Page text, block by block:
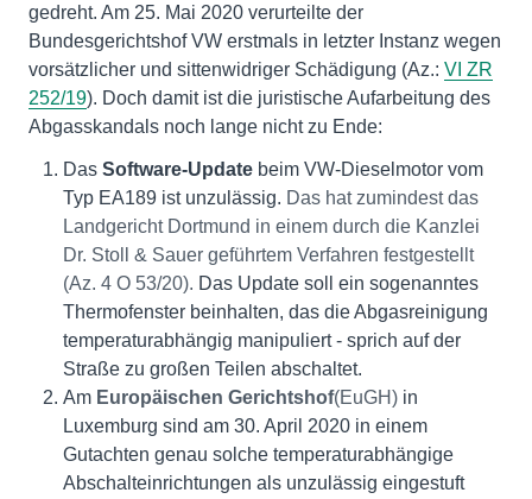
gedreht. Am 25. Mai 2020 verurteilte der
Bundesgerichtshof VW erstmals in letzter Instanz wegen
vorsätzlicher und sittenwidriger Schädigung (Az.: VI ZR
252/19). Doch damit ist die juristische Aufarbeitung des
Abgasskandals noch lange nicht zu Ende:
Das Software-Updatebeim VW-Dieselmotor vom
Typ EA189 ist unzulässig. Das hat zumindest das
Landgericht Dortmund in einem durch die Kanzlei
Dr. Stoll & Sauer geführtem Verfahren festgestellt
(Az. 4 O 53/20). Das Update soll ein sogenanntes
Thermofenster beinhalten, das die Abgasreinigung
temperaturabhängig manipuliert - sprich auf der
Straße zu großen Teilen abschaltet.
Am Europäischen Gerichtshof(EuGH)in
Luxemburg sind am 30. April 2020 in einem
Gutachten genau solche temperaturabhängige
Abschalteinrichtungen als unzulässig eingestuft